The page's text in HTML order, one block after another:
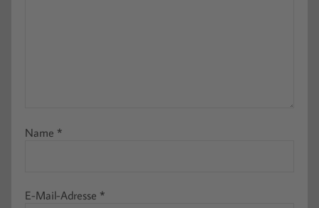
Name *
E-Mail-Adresse *